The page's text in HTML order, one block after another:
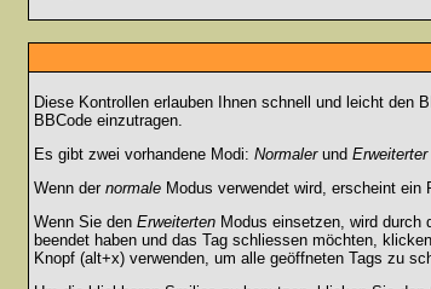
Diese Kontrollen erlauben Ihnen schnell und leicht den
BBCode einzutragen.
Es gibt zwei vorhandene Modi: Normalerund
Wenn der normaleModus verwendet wird, erscheint ein
Wenn Sie den ErweitertenModus einsetzen, wird durch
beendet haben und das Tag schliessen möchten,
Knopf (alt+x) verwenden, um alle geöffneten Tags zu